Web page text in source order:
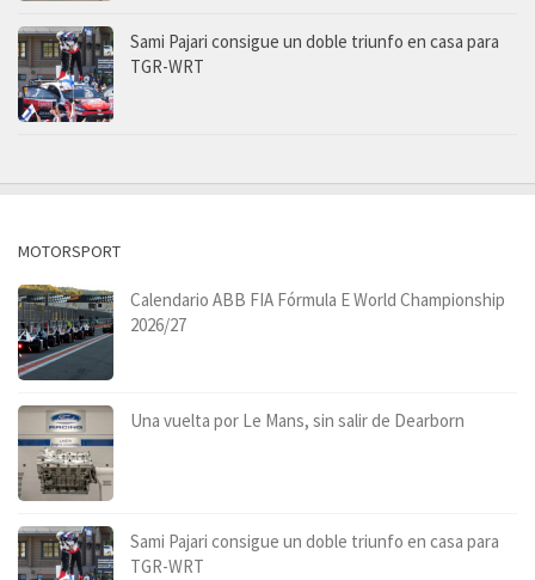
Sami Pajari consigue un doble triunfo en casa para
TGR-WRT
MOTORSPORT
Calendario ABB FIA Fórmula E World Championship
2026/27
Una vuelta por Le Mans, sin salir de Dearborn
Sami Pajari consigue un doble triunfo en casa para
TGR-WRT